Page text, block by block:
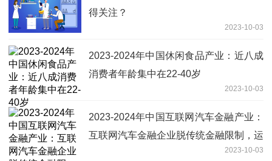
得关注？
2023-10-03
2023-2024年中国休闲食品产业：近八成
消费者年龄集中在22-40岁
2023-10-03
2023-2024年中国互联网汽车金融产业：
互联网汽车金融企业脱传统金融限制，运
2023-10-03